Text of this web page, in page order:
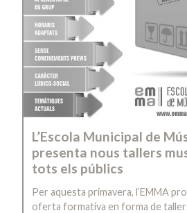
L’Escola Municipal de
presenta nous tallers
tots els públics
Per aquesta primavera, l’EMMA
oferta formativa en forma de